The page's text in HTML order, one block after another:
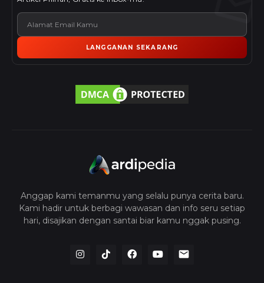
LANGGANAN SEKARANG
Anggap kami temanmu yang selalu punya cerita baru.
Kami hadir untuk berbagi wawasan dan info seru setiap
hari, disajikan dengan santai biar kamu nggak pusing.